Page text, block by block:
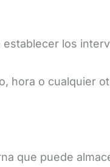
los
hora o cualquier
que puede